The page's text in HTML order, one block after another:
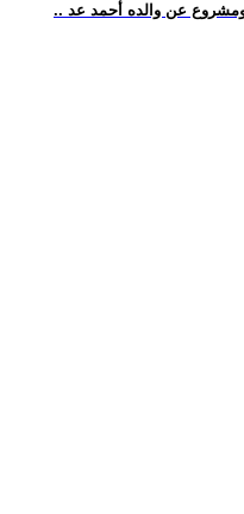
ومشروع عن والده أحمد عد